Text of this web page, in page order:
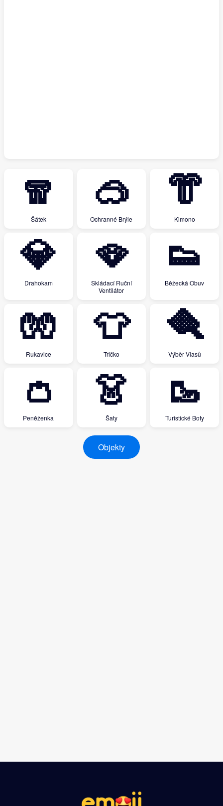
🧣
Šátek
🥽
Ochranné Brýle
👘
Kimono
💎
Drahokam
🪭
Skládací Ruční
Ventilátor
👟
Běžecká Obuv
🧤
Rukavice
👕
Tričko
🪮
Výběr Vlasů
👛
Peněženka
👗
Šaty
🥾
Turistické Boty
Objekty